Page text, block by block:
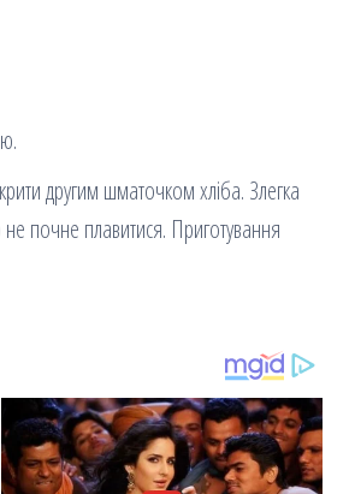
другим шматочком хліба. Злегка
почне плавитися. Приготування